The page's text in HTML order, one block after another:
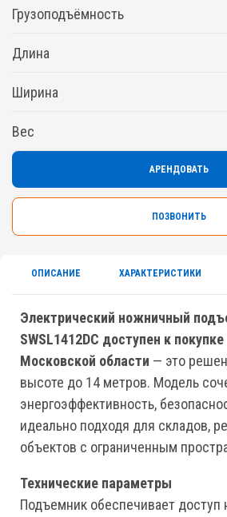
Грузоподъёмность
Длина
Ширина
Вес
АРЕНДОВАТЬ
ПОЗВОНИТЬ
ОПИСАНИЕ ХАРАКТЕРИСТИКИ
Электрический ножничный
SWSL1412DC доступен к
Московской области — это
высоте до 14 метров. Модель
энергоэффективность,
идеально подходя для складов,
объектов с ограниченным
Технические параметры
Подъемник обеспечивает доступ